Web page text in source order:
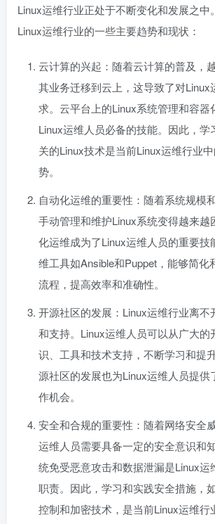
Linux运维行业正处于不断变化和发展之中
Linux运维行业的一些主要趋势和现状：
云计算的兴起：随着云计算的普及，
其业务迁移到云上，这导致了对Linux
求。云平台上的Linux系统管理和容器
Linux运维人员必备的技能。因此，学
关的Linux技术是当前Linux运维行业
势。
自动化运维的重要性：随着系统规模
手动管理和维护Linux系统变得越来越
化运维成为了Linux运维人员的重要技
维工具如Ansible和Puppet，能够简化
流程，提高效率和准确性。
开源社区的发展：Linux运维行业离不
和支持。Linux运维人员可以从广大的
识、工具和技术支持，不断学习和提
源社区的发展也为Linux运维人员提供
作机会。
安全和合规的重要性：随着网络安全
运维人员需要具备一定的安全意识和
统免受恶意攻击和数据泄漏是Linux运
职责。因此，学习和实践安全措施，
控制和加密技术，是当前Linux运维行